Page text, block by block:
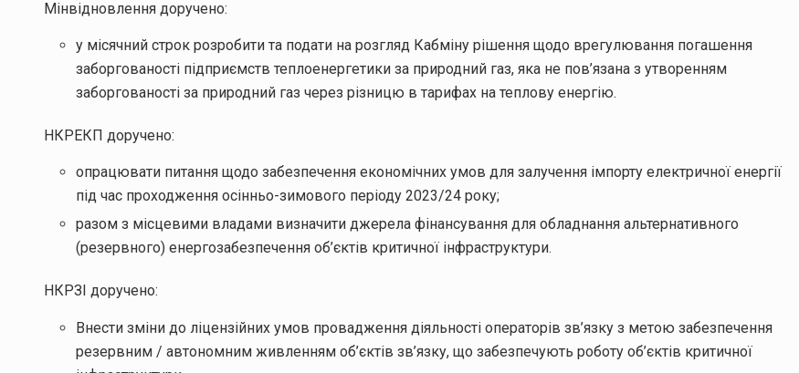
Мінвідновлення доручено:
у місячний строк розробити та подати на розгляд Кабміну рішення щодо врегулювання погашення
заборгованості підприємств теплоенергетики за природний газ, яка не пов’язана з утворенням
заборгованості за природний газ через різницю в тарифах на теплову енергію.
НКРЕКП доручено:
опрацювати питання щодо забезпечення економічних умов для залучення імпорту електричної енергії
під час проходження осінньо-зимового періоду 2023/24 року;
разом з місцевими владами визначити джерела фінансування для обладнання альтернативного
(резервного) енергозабезпечення об’єктів критичної інфраструктури.
НКРЗІ доручено:
Внести зміни до ліцензійних умов провадження діяльності операторів зв’язку з метою забезпечення
резервним / автономним живленням об’єктів зв’язку, що забезпечують роботу об’єктів критичної